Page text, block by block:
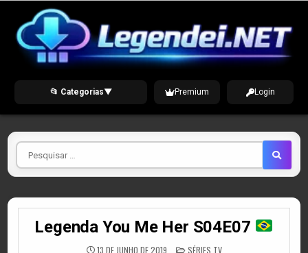
content
📂 Categorias▼ Premium Login
Pesquisar
por
Legenda You Me Her S04E07
13 DE JUNHO DE 2019 POSTED
SÉRIES TV